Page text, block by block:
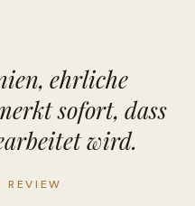
ehrliche
sofort, dass
wird.